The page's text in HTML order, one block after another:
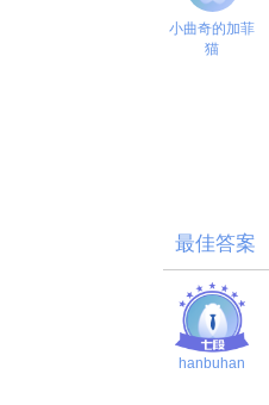
小曲奇的加菲
猫
最佳答案
hanbuhan